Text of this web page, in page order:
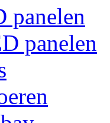
panelen
panelen